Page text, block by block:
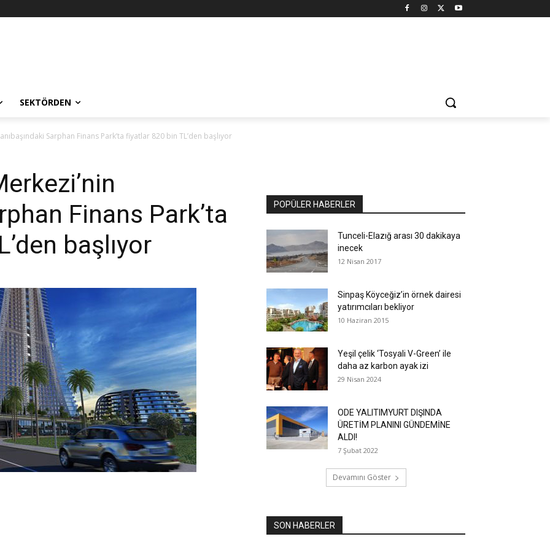
SEKTÖRDEN
Sarphan Finans Park’ta fiyatlar 820 bin TL’den başlıyor
Finans Park’ta
başlıyor
POPÜLER HABERLER
Tunceli-Elazığ arası 30 dakikaya
inecek
12 Nisan 2017
Sinpaş Köyceğiz’in örnek dairesi
yatırımcıları bekliyor
10 Haziran 2015
Yeşil çelik ‘Tosyali V-Green’ ile
daha az karbon ayak izi
29 Nisan 2024
ODE YALITIMYURT DIŞINDA
ÜRETİM PLANINI GÜNDEMİNE
ALDI!
7 Şubat 2022
Devamını Göster
SON HABERLER